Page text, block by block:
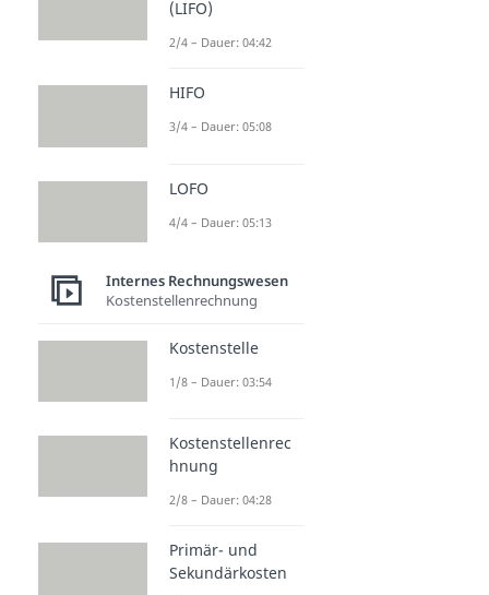
(LIFO)
2/4 – Dauer: 04:42
HIFO
3/4 – Dauer: 05:08
LOFO
4/4 – Dauer: 05:13
Internes Rechnungswesen
Kostenstellenrechnung
Kostenstelle
1/8 – Dauer: 03:54
Kostenstellenrec
hnung
2/8 – Dauer: 04:28
Primär- und
Sekundärkosten